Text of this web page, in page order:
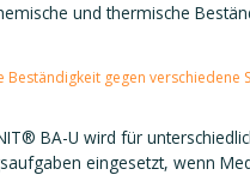
und thermische
Beständigkeit gegen verschiedene
BA-U wird für
eingesetzt, wenn